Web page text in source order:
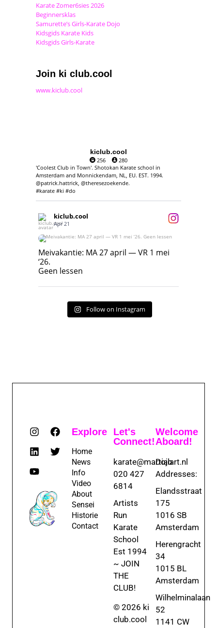
Karate Zomer6sies 2026
Beginnersklas
Samurette’s Girls-Karate Dojo
Kidsgids Karate Kids
Kidsgids Girls-Karate
Join ki club.cool
www.kiclub.cool
kiclub.cool
256
280
'Coolest Club in Town'. Shotokan Karate school in
Amsterdam and Monnickendam, NL, EU. EST. 1994.
@patrick.hattrick, @theresezoekende.
#karate #ki #do
kiclub.cool
Apr 21
Meivakantie: MA 27 april — VR 1 mei ‘26.
Geen lessen
Meivakantie: MA 27 april — VR 1 mei
‘26.
Geen lessen
Follow on Instagram
Explore
Home
News
Info
Video
About
Sensei
Historie
Contact
Let's
Connect!
karate@martialart.nl
020 427
6814
Artists
Run
Karate
School
Est 1994
~ JOIN
THE
CLUB!
© 2026 ki
club.cool
Welcome
Aboard!
Dojo
Addresses:
Elandsstraat
175
1016 SB
Amsterdam
Herengracht
34
1015 BL
Amsterdam
Wilhelminalaan
52
1141 CW